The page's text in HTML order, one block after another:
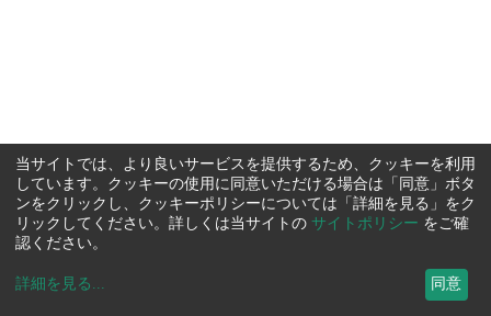
当サイトでは、より良いサービスを提供するため、クッキーを利用
しています。クッキーの使用に同意いただける場合は「同意」ボタ
ンをクリックし、クッキーポリシーについては「詳細を見る」をク
リックしてください。詳しくは当サイトの サイトポリシー をご確
認ください。
詳細を見る ... 同意